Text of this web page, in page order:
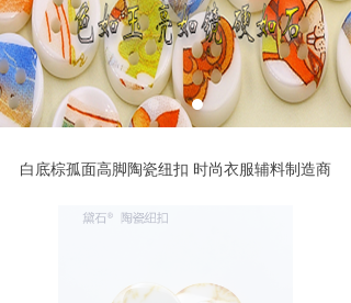
白底棕孤面高脚陶瓷纽扣 时尚衣服辅料制造商